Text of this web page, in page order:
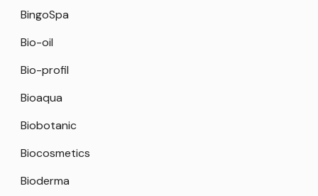
BingoSpa
Bio-oil
Bio-profil
Bioaqua
Biobotanic
Biocosmetics
Bioderma